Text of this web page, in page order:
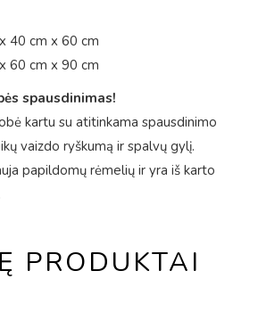
40 cm x 60 cm
60 cm x 90 cm
spausdinimas!
kartu su atitinkama spausdinimo
vaizdo ryškumą ir spalvų gylį.
papildomų rėmelių ir yra iš karto
PRODUKTAI